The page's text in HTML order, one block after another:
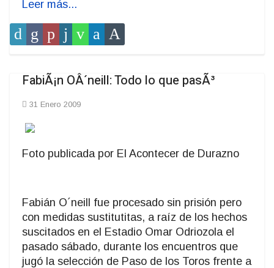
Leer más...
FabiÃ¡n OÂ´neill: Todo lo que pasÃ³
31 Enero 2009
Foto publicada por El Acontecer de Durazno
Fabián O´neill fue procesado sin prisión pero
con medidas sustitutitas, a raíz de los hechos
suscitados en el Estadio Omar Odriozola el
pasado sábado, durante los encuentros que
jugó la selección de Paso de los Toros frente a